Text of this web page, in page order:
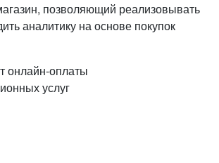
позволяющий реализовывать
аналитику на основе покупок
оплаты
услуг